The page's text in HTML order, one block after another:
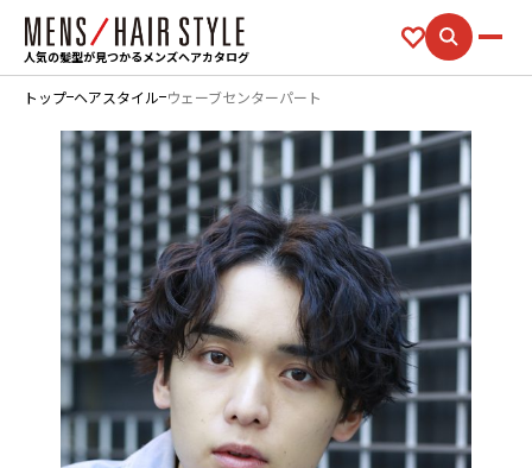
人気の髪型が見つかるメンズヘアカタログ
トップ ヘアスタイル ウェーブセンターパート